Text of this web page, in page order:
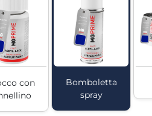
con
Bomboletta
spray